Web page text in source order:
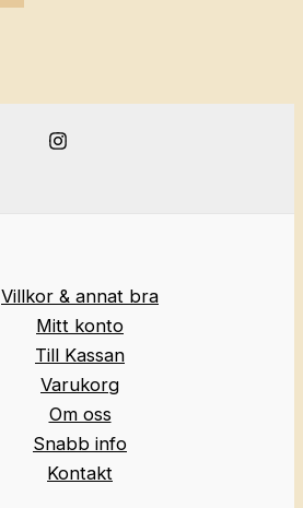
Villkor & annat bra
Mitt konto
Till Kassan
Varukorg
Om oss
Snabb info
Kontakt